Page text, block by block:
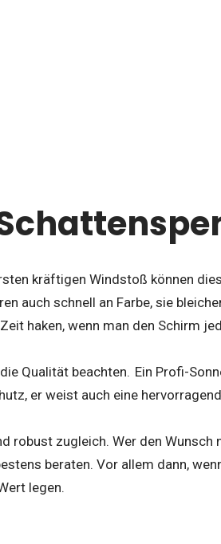
kräftigen Windstoß können
auch schnell an Farbe, sie
haken, wenn man den Schirm
Qualität beachten. Ein Profi-
er weist auch eine
robust zugleich. Wer den
beraten. Vor allem dann,
legen.